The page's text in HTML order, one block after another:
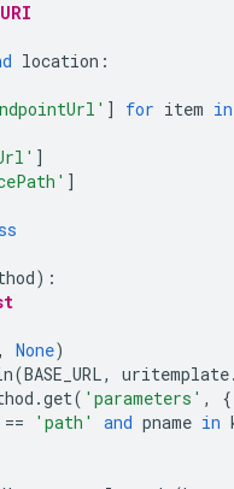
location :
] for item in
]
]
):
, None)
(BASE_URL, uritemplate
.get( 'parameters' ,
== 'path' and pname in